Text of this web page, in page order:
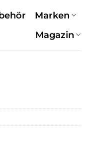
Marken
Magazin